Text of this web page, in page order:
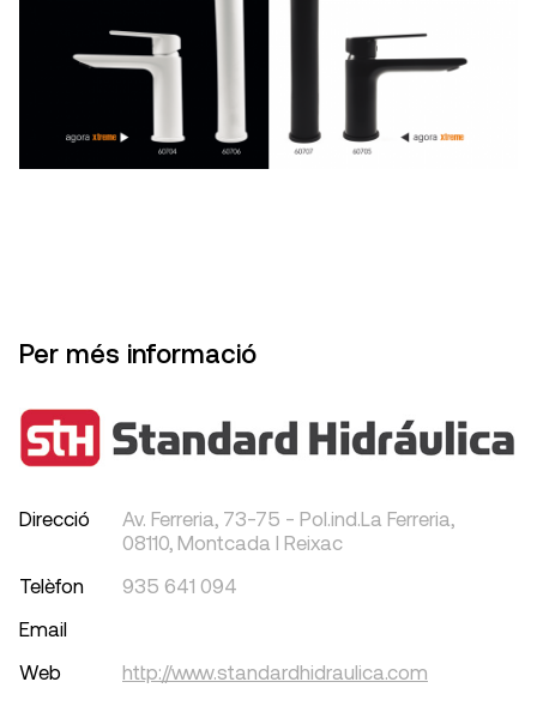
Per més informació
Direcció
Av. Ferreria, 73-75 - Pol.ind.La Ferreria,
08110, Montcada I Reixac
Telèfon
935 641 094
Email
Web
http://www.standardhidraulica.com